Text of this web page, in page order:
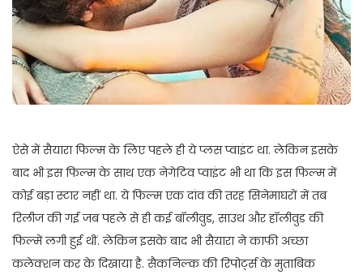
ऐसे में सैयारा फिल्म के लिए पहले ही ये प्लस प्वाइंट था. लेकिन इसके
बाद भी इस फिल्म के साथ एक नेगेटिव प्वाइंट भी था कि इस फिल्म में
कोई बड़ा स्टार नहीं था. ये फिल्म एक दांव की तरह सिनेमाघरों में तब
रिलीज की गई जब पहले से ही कई बॉलीवुड, साउथ और हॉलीवुड की
फिल्में लगी हुई थीं. लेकिन इसके बाद भी सैयारा ने काफी अच्छा
कलेक्शन कर के दिखाया है. सैकनिल्क की रिपोर्ट्स के मुताबिक